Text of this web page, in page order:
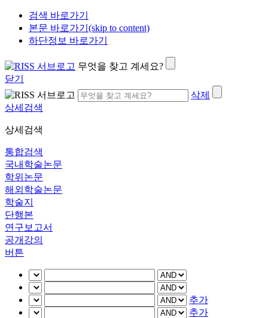
검색 바로가기
본문 바로가기(skip to content)
하단정보 바로가기
무엇을 찾고 계세요?
닫기
삭제
상세검색
상세검색
통합검색
국내학술논문
학위논문
해외학술논문
학술지
단행본
연구보고서
공개강의
버튼
추가
추가